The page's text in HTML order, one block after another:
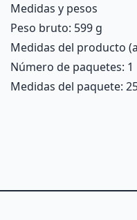
Medidas y pesos
Peso bruto: 599 g
Medidas del producto
Número de paquetes: 1
Medidas del paquete: